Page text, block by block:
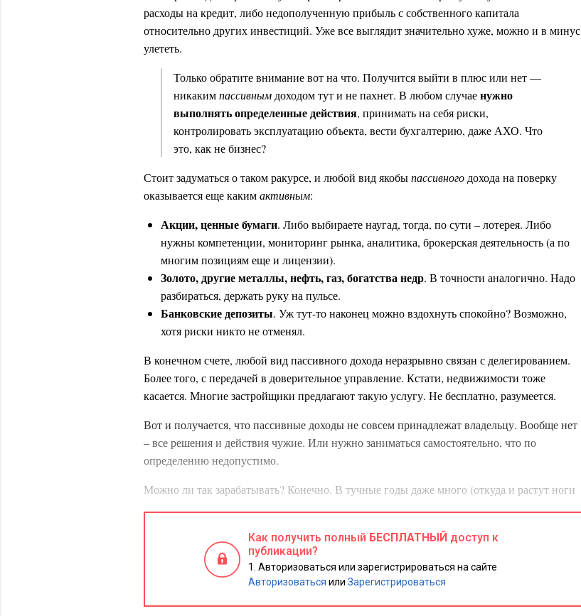
расходы на кредит, либо недополученную прибыль с собственного капитала
относительно других инвестиций. Уже все выглядит значительно хуже, можно и в минус
улететь.
Только обратите внимание вот на что. Получится выйти в плюс или нет —
никакимпассивным доходом тут и не пахнет. В любом случаенужно
выполнять определенные действия, принимать на себя риски,
контролировать эксплуатацию объекта, вести бухгалтерию, даже АХО. Что
это, как не бизнес?
Стоит задуматься о таком ракурсе, и любой вид якобыпассивного дохода на поверку
оказывается еще какимактивным:
Акции, ценные бумаги. Либо выбираете наугад, тогда, по сути – лотерея. Либо
нужны компетенции, мониторинг рынка, аналитика, брокерская деятельность (а по
многим позициям еще и лицензии).
Золото, другие металлы, нефть, газ, богатства недр. В точности аналогично. Надо
разбираться, держать руку на пульсе.
Банковские депозиты. Уж тут-то наконец можно вздохнуть спокойно? Возможно,
хотя риски никто не отменял.
В конечном счете, любой вид пассивного дохода неразрывно связан с делегированием.
Более того, с передачей в доверительное управление. Кстати, недвижимости тоже
касается. Многие застройщики предлагают такую услугу. Не бесплатно, разумеется.
Вот и получается, что пассивные доходы не совсем принадлежат владельцу. Вообще нет
– все решения и действия чужие. Или нужно заниматься самостоятельно, что по
определению недопустимо.
Можно ли так зарабатывать? Конечно. В тучные годы даже много (откуда и растут ноги
противоположный тренд. Причем в случае доверительного управления капиталом,
объектами недвижимости, ценными бумагами, другими активами вы не можете
среагировать упреждающе. Поскольку вообще никак не участвуете в процессе, просто
Как получить полный БЕСПЛАТНЫЙ доступ к
публикации?
Авторизоваться или зарегистрироваться на сайте
Авторизоваться или Зарегистрироваться